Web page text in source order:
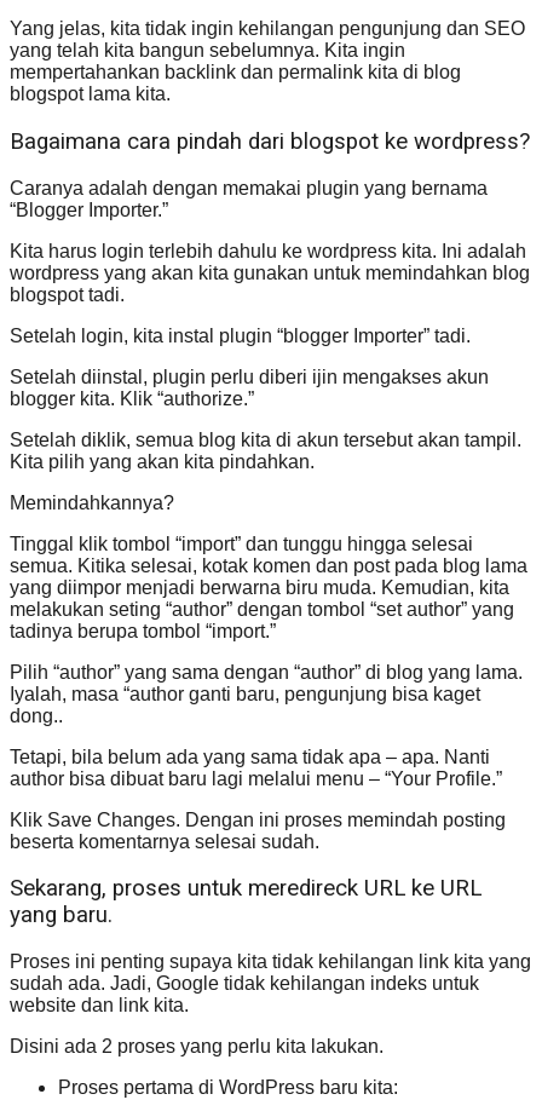
Yang jelas, kita tidak ingin kehilangan pengunjung dan SEO
yang telah kita bangun sebelumnya. Kita ingin
mempertahankan backlink dan permalink kita di blog
blogspot lama kita.
Bagaimana cara pindah dari blogspot ke wordpress?
Caranya adalah dengan memakai plugin yang bernama
“Blogger Importer.”
Kita harus login terlebih dahulu ke wordpress kita. Ini adalah
wordpress yang akan kita gunakan untuk memindahkan blog
blogspot tadi.
Setelah login, kita instal plugin “blogger Importer” tadi.
Setelah diinstal, plugin perlu diberi ijin mengakses akun
blogger kita. Klik “authorize.”
Setelah diklik, semua blog kita di akun tersebut akan tampil.
Kita pilih yang akan kita pindahkan.
Memindahkannya?
Tinggal klik tombol “import” dan tunggu hingga selesai
semua. Kitika selesai, kotak komen dan post pada blog lama
yang diimpor menjadi berwarna biru muda. Kemudian, kita
melakukan seting “author” dengan tombol “set author” yang
tadinya berupa tombol “import.”
Pilih “author” yang sama dengan “author” di blog yang lama.
Iyalah, masa “author ganti baru, pengunjung bisa kaget
dong..
Tetapi, bila belum ada yang sama tidak apa – apa. Nanti
author bisa dibuat baru lagi melalui menu – “Your Profile.”
Klik Save Changes. Dengan ini proses memindah posting
beserta komentarnya selesai sudah.
Sekarang, proses untuk meredireck URL ke URL
yang baru.
Proses ini penting supaya kita tidak kehilangan link kita yang
sudah ada. Jadi, Google tidak kehilangan indeks untuk
website dan link kita.
Disini ada 2 proses yang perlu kita lakukan.
Proses pertama di WordPress baru kita: